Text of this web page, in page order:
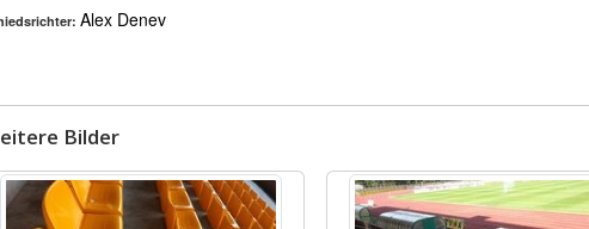
Alex Denev
Bilder